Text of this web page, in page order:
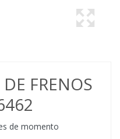
FRENOS
de momento